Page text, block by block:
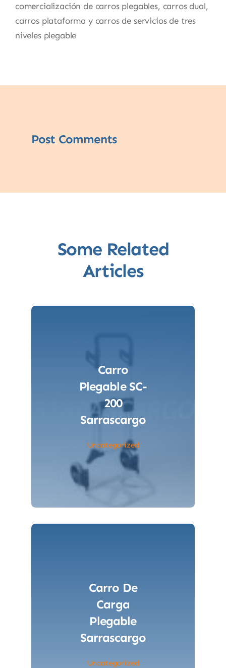
comercialización de carros plegables, carros dual,
carros plataforma y carros de servicios de tres
niveles plegable
Post Comments
Some Related
Articles
Carro
Plegable SC-
200
Sarrascargo
Uncategorized
Carro De
Carga
Plegable
Sarrascargo
Uncategorized